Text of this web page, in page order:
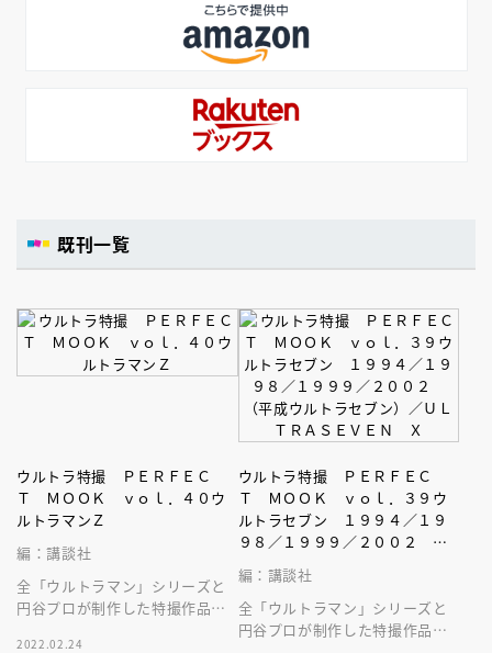
既刊一覧
ウルトラ特撮 ＰＥＲＦＥＣ
Ｔ ＭＯＯＫ ｖｏｌ．４０ウ
ルトラマンＺ
編：講談社
全「ウルトラマン」シリーズと
円谷プロが制作した特撮作品を
2022.02.24
ウルトラ特撮 ＰＥＲＦＥＣ
Ｔ ＭＯＯＫ ｖｏｌ．３９ウ
ルトラセブン １９９４／１９
９８／１９９９／２００２
（平成ウルトラセブン）／ＵＬ
ＴＲＡＳＥＶＥＮ Ｘ
編：講談社
全「ウルトラマン」シリーズと
円谷プロが制作した特撮作品を